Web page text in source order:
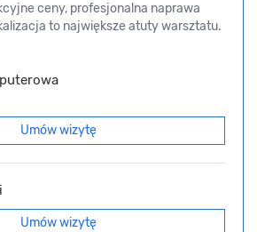
ceny, profesjonalna naprawa
to największe atuty warsztatu.
Umów wizytę
Umów wizytę